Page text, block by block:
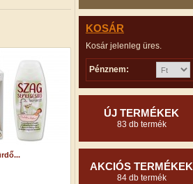
KOSÁR
Kosár jelenleg üres.
Pénznem:
ÚJ TERMÉKEK
83 db termék
AKCIÓS TERMÉKEK
84 db termék